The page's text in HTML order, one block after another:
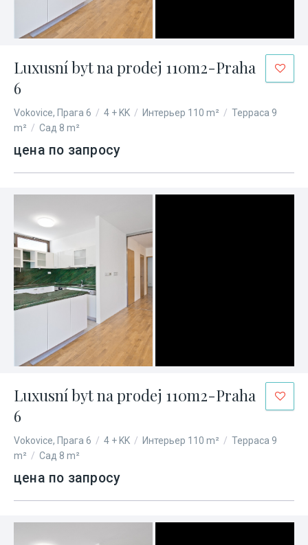
Luxusní byt na prodej 110m2-Praha
6
Vokovice, Прага 6 / 4 + KK / Интерьер 110 m² / Терраса 9
m² / Сад 8 m²
цена по запросу
Luxusní byt na prodej 110m2-Praha
6
Vokovice, Прага 6 / 4 + KK / Интерьер 110 m² / Терраса 9
m² / Сад 8 m²
цена по запросу